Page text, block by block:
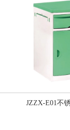
JZZX-E01不